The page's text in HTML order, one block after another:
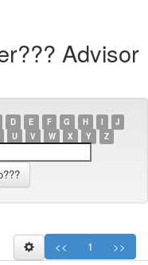
Advisor
D E F G H I
J
U V W X Y Z
<<
1
>>